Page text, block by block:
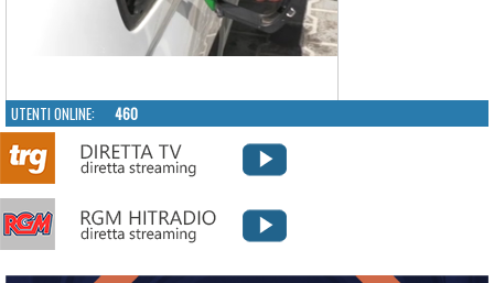
UTENTI ONLINE: 460